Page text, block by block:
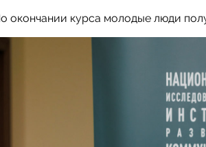
окончании курса молодые люди